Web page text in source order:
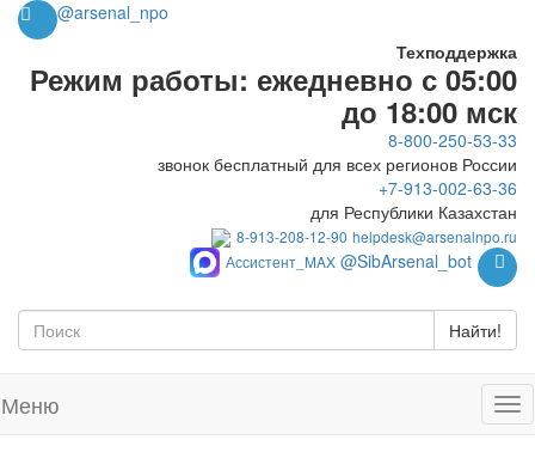
@arsenal_npo
Техподдержка
Режим работы: ежедневно с 05:00
до 18:00 мск
8-800-250-53-33
звонок бесплатный для всех регионов России
+7-913-002-63-36
для Республики Казахстан
8-913-208-12-90 helpdesk@arsenalnpo.ru
Ассистент_MAX @SibArsenal_bot
Найти!
Меню